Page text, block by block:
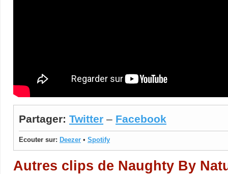
Partager: Twitter – Facebook
Ecouter sur: Deezer • Spotify
Autres clips de Naughty By